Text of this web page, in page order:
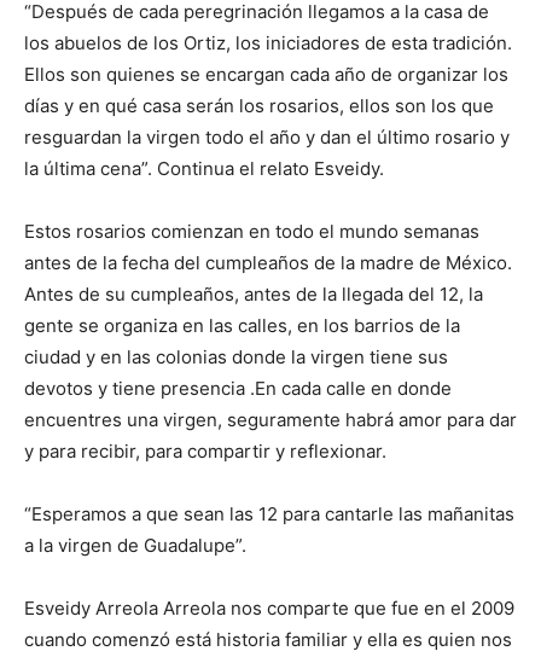
“Después de cada peregrinación llegamos a la casa de
los abuelos de los Ortiz, los iniciadores de esta tradición.
Ellos son quienes se encargan cada año de organizar los
días y en qué casa serán los rosarios, ellos son los que
resguardan la virgen todo el año y dan el último rosario y
la última cena”. Continua el relato Esveidy.
Estos rosarios comienzan en todo el mundo semanas
antes de la fecha del cumpleaños de la madre de México.
Antes de su cumpleaños, antes de la llegada del 12, la
gente se organiza en las calles, en los barrios de la
ciudad y en las colonias donde la virgen tiene sus
devotos y tiene presencia .En cada calle en donde
encuentres una virgen, seguramente habrá amor para dar
y para recibir, para compartir y reflexionar.
“Esperamos a que sean las 12 para cantarle las mañanitas
a la virgen de Guadalupe”.
Esveidy Arreola Arreola nos comparte que fue en el 2009
cuando comenzó está historia familiar y ella es quien nos